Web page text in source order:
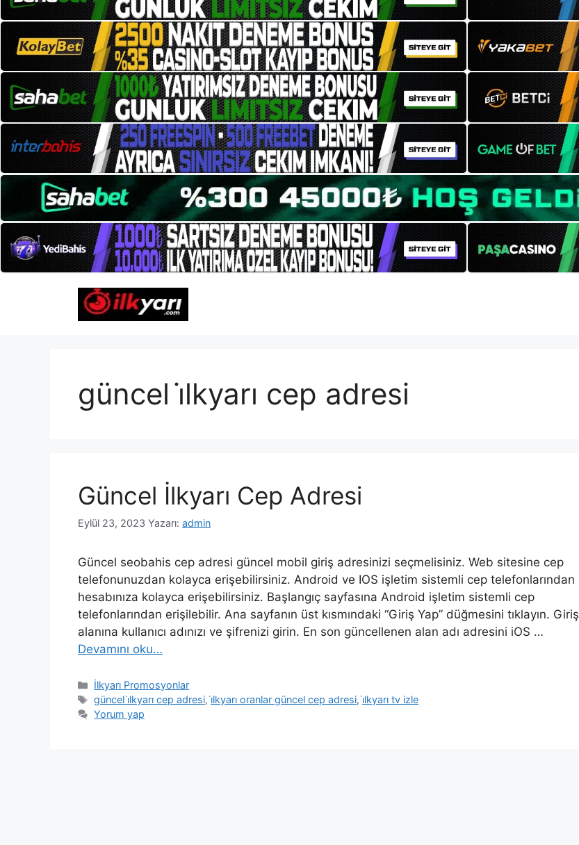
güncel i̇lkyarı cep adresi
Güncel İlkyarı Cep Adresi
Eylül 23, 2023 Yazarı: admin
Güncel seobahis cep adresi güncel mobil giriş adresinizi seçmelisiniz. Web sitesine cep
telefonunuzdan kolayca erişebilirsiniz. Android ve IOS işletim sistemli cep telefonlarından
hesabınıza kolayca erişebilirsiniz. Başlangıç ​​sayfasına Android işletim sistemli cep
telefonlarından erişilebilir. Ana sayfanın üst kısmındaki “Giriş Yap” düğmesini tıklayın. Giriş
alanına kullanıcı adınızı ve şifrenizi girin. En son güncellenen alan adı adresini iOS …
Devamını oku…
Kategoriler
İlkyarı Promosyonlar
Etiketler
güncel i̇lkyarı cep adresi,i̇lkyarı oranlar güncel cep adresi,i̇lkyarı tv izle
Yorum yap